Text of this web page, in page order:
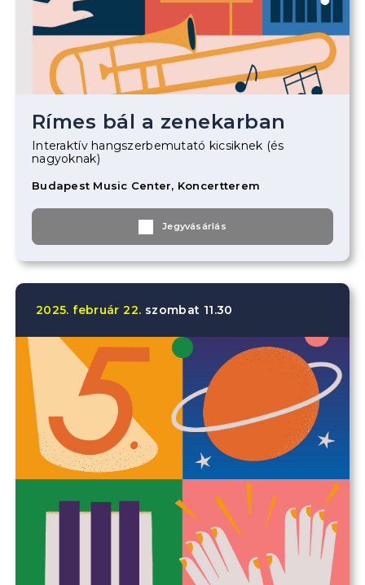
Rímes bál a zenekarban
Interaktív hangszerbemutató kicsiknek (és
nagyoknak)
Budapest Music Center, Koncertterem
Jegyvásárlás
2025. február 22. szombat 11.30